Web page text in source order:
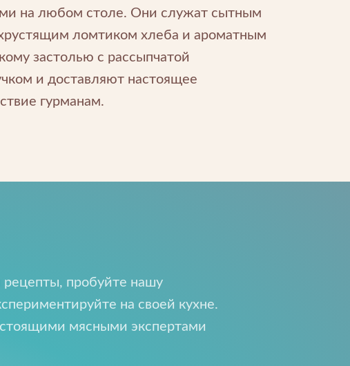
на любом столе. Они служат сытным
ломтиком хлеба и ароматным
застолью с рассыпчатой
и доставляют настоящее
гурманам.
пробуйте нашу
на своей кухне.
мясными экспертами